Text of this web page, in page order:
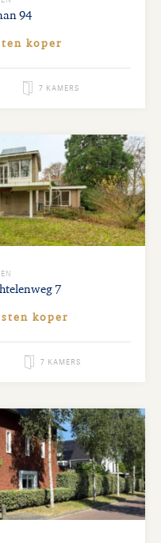
94
koper
7 KAMERS
7
koper
7 KAMERS